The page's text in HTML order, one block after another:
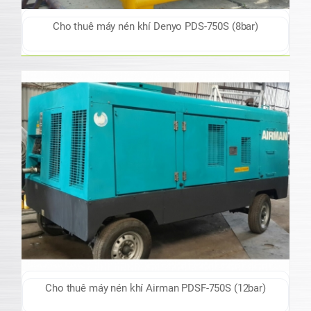
Cho thuê máy nén khí Denyo PDS-750S (8bar)
Cho thuê máy nén khí Airman PDSF-750S (12bar)